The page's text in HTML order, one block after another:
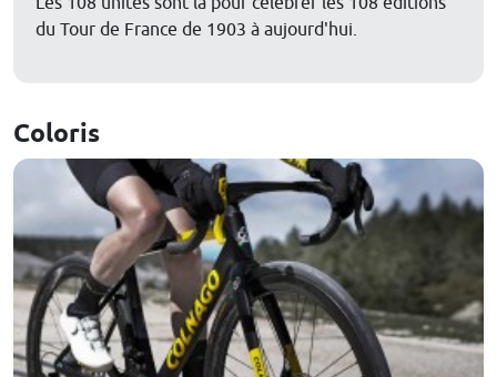
du Tour de France de 1903 à aujourd'hui.
Coloris